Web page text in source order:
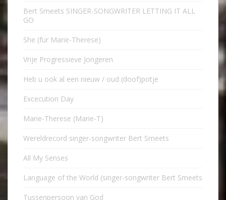
Bert Smeets SINGER-SONGWRITER LETTING IT ALL
GO
She (für Marie-Therese)
Vrije Progressieve Jongeren
Heb u ook al een nieuw / oud (doof)potje
Excecution Day
Marie-Therese (Marie-T)
Wereldrecord singer-songwriter Bert Smeets
All My Senses
Language of the World (singer-songwriter Bert Smeets
Tussenpersoon van God